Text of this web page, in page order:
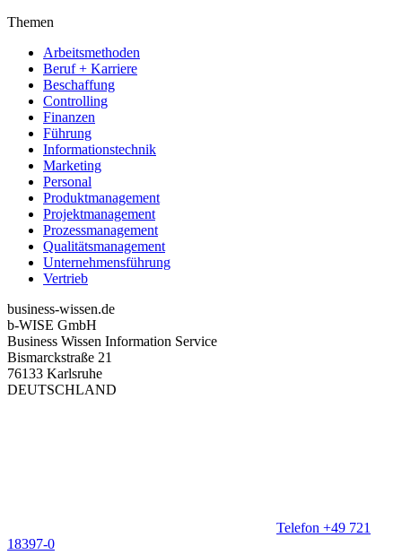
Themen
Arbeitsmethoden
Beruf + Karriere
Beschaffung
Controlling
Finanzen
Führung
Informationstechnik
Marketing
Personal
Produktmanagement
Projektmanagement
Prozessmanagement
Qualitätsmanagement
Unternehmensführung
Vertrieb
business-wissen.de
b-WISE GmbH
Business Wissen Information Service
Bismarckstraße 21
76133 Karlsruhe
DEUTSCHLAND
Telefon +49 721
18397-0